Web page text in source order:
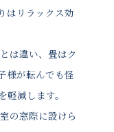
はリラックス効
は違い、畳はク
様が転んでも怪
減します。
の窓際に設けら